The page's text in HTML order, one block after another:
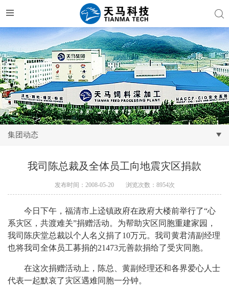
集团动态
我司陈总裁及全体员工向地震灾区捐款
发布时间：2008-05-20 浏览次数：8954次
今日下午，福清市上迳镇政府在政府大楼前举行了“心
系灾区，共渡难关”捐赠活动。为帮助灾区同胞重建家园，
我司陈庆堂总裁以个人名义捐了10万元。我司黄君清副经理
也将我司全体员工募捐的21473元善款捐给了受灾同胞。
在这次捐赠活动上，陈总、黄副经理还和各界爱心人士
代表一起默哀了灾区遇难同胞一分钟。